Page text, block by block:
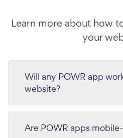
Learn more about how
your
Will any POWR app
website?
Are POWR apps